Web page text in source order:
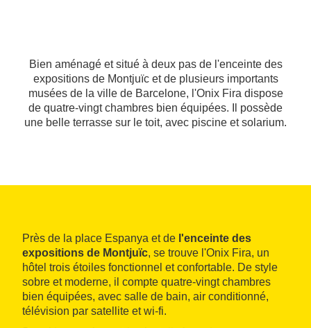
Bien aménagé et situé à deux pas de l'enceinte des
expositions de Montjuïc et de plusieurs importants
musées de la ville de Barcelone, l'Onix Fira dispose
de quatre-vingt chambres bien équipées. Il possède
une belle terrasse sur le toit, avec piscine et solarium.
Près de la place Espanya et de l'enceinte des
expositions de Montjuïc, se trouve l'Onix Fira, un
hôtel trois étoiles fonctionnel et confortable. De style
sobre et moderne, il compte quatre-vingt chambres
bien équipées, avec salle de bain, air conditionné,
télévision par satellite et wi-fi.